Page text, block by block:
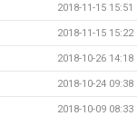
2018-11-15 15:51
2018-11-15 15:22
2018-10-26 14:18
2018-10-24 09:38
2018-10-09 08:33